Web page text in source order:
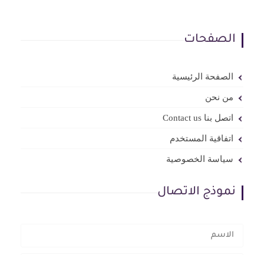
الصفحات
الصفحة الرئيسية
من نحن
اتصل بنا Contact us
اتفاقية المستخدم
سياسة الخصوصية
نموذج الاتصال